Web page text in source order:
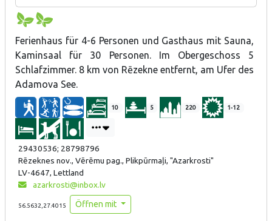
Ferienhaus für 4-6 Personen und Gasthaus mit Sauna,
Kaminsaal für 30 Personen. Im Obergeschoss 5
Schlafzimmer. 8 km von Rēzekne entfernt, am Ufer des
Adamova See.
10 5 220 1-12
29430536; 28798796
Rēzeknes nov., Vērēmu pag., Plikpūrmaļi, "Azarkrosti"
LV-4647, Lettland
azarkrosti@inbox.lv
56.5632,27.4015 Öffnen mit